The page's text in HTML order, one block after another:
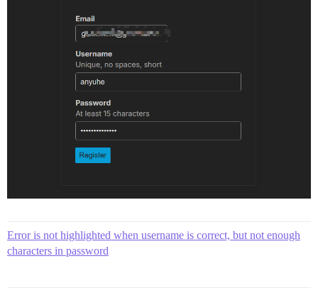
Error is not highlighted when username is correct, but not enough
characters in password